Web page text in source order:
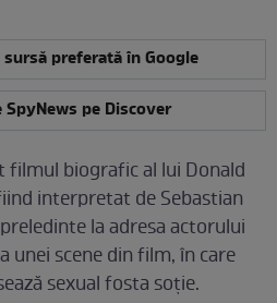
preferată în Google
pe Discover
filmul biografic al lui Donald
interpretat de Sebastian
la adresa actorului
unei scene din film, în care
sexual fosta soție.